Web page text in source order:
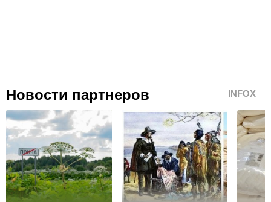
Новости партнеров INFOX